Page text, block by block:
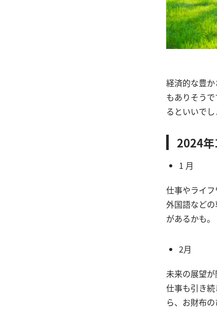
経済的な豊
もありそう
るといいで
2024
1 月
仕事やライ
外国語など
があるかも。
2月
未来の展望が
仕事も引き
ら、お財布